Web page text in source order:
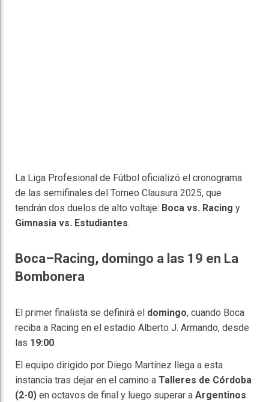
La Liga Profesional de Fútbol oficializó el cronograma
de las semifinales del Torneo Clausura 2025, que
tendrán dos duelos de alto voltaje: Boca vs. Racing y
Gimnasia vs. Estudiantes.
Boca–Racing, domingo a las 19 en La
Bombonera
El primer finalista se definirá el domingo, cuando Boca
reciba a Racing en el estadio Alberto J. Armando, desde
las 19:00.
El equipo dirigido por Diego Martínez llega a esta
instancia tras dejar en el camino a Talleres de Córdoba
(2-0) en octavos de final y luego superar a Argentinos